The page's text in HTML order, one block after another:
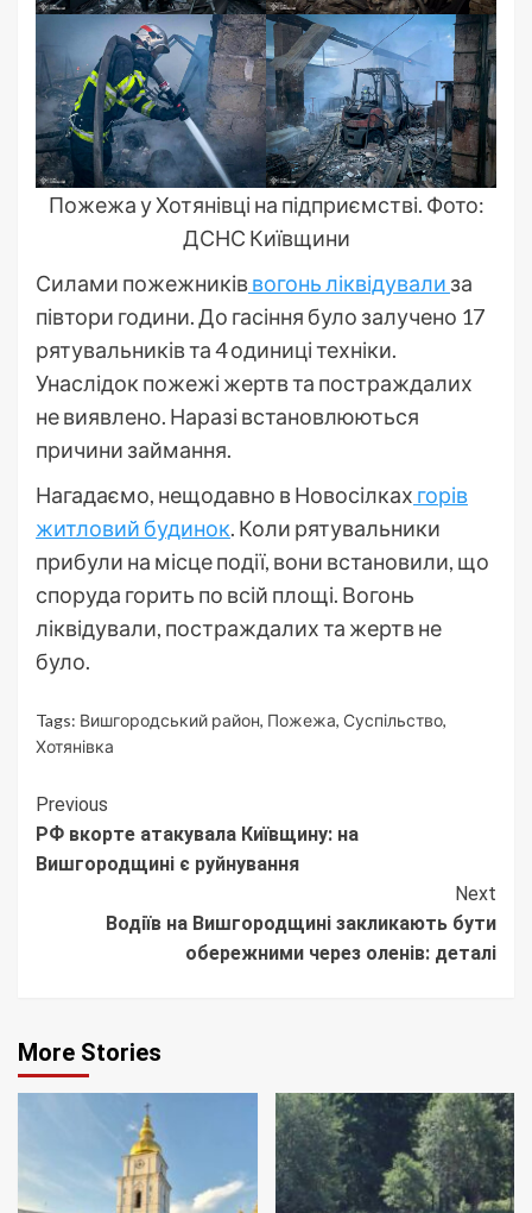
Пожежа у Хотянівці на підприємстві. Фото:
ДСНС Київщини
Силами пожежниківвогонь ліквідували за
півтори години. До гасіння було залучено 17
рятувальників та 4 одиниці техніки.
Унаслідок пожежі жертв та постраждалих
не виявлено. Наразі встановлюються
причини займання.
Нагадаємо, нещодавно в Новосілках горів
житловий будинок. Коли рятувальники
прибули на місце події, вони встановили, що
споруда горить по всій площі. Вогонь
ліквідували, постраждалих та жертв не
було.
Tags: Вишгородський район, Пожежа, Суспільство,
Хотянівка
Continue
Reading
Previous
РФ вкорте атакувала Київщину: на
Вишгородщині є руйнування
Next
Водіїв на Вишгородщині закликають бути
обережними через оленів: деталі
More Stories